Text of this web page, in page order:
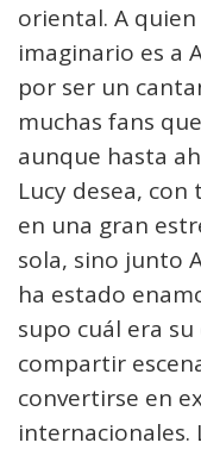
oriental. A
imaginario es a
por ser un
muchas fans
aunque hasta
Lucy desea,
en una gran
sola, sino junto
ha estado
supo cuál era
compartir
convertirse en
internacionales.